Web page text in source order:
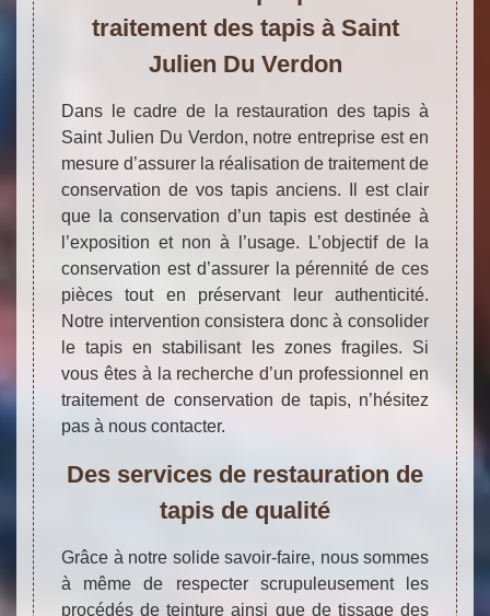
traitement des tapis à Saint
Julien Du Verdon
Dans le cadre de la restauration des tapis à
Saint Julien Du Verdon, notre entreprise est en
mesure d’assurer la réalisation de traitement de
conservation de vos tapis anciens. Il est clair
que la conservation d’un tapis est destinée à
l’exposition et non à l’usage. L’objectif de la
conservation est d’assurer la pérennité de ces
pièces tout en préservant leur authenticité.
Notre intervention consistera donc à consolider
le tapis en stabilisant les zones fragiles. Si
vous êtes à la recherche d’un professionnel en
traitement de conservation de tapis, n’hésitez
pas à nous contacter.
Des services de restauration de
tapis de qualité
Grâce à notre solide savoir-faire, nous sommes
à même de respecter scrupuleusement les
procédés de teinture ainsi que de tissage des